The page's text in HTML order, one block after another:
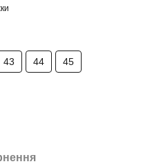
43 44 45